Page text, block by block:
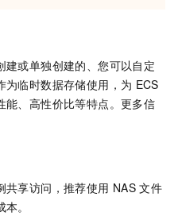
或单独创建的、您可以自定
为临时数据存储使用，为 ECS
能、高性价比等特点。更多信
共享访问，推荐使用 NAS 文件
。